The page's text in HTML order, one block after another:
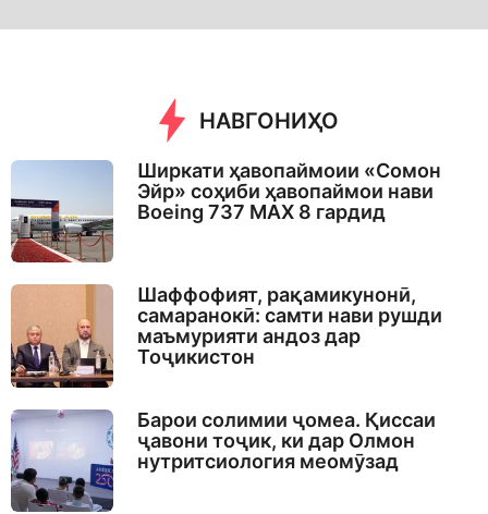
НАВГОНИҲО
Ширкати ҳавопаймоии «Сомон
Эйр» соҳиби ҳавопаймои нави
Boeing 737 MAX 8 гардид
Шаффофият, рақамикунонӣ,
самаранокӣ: самти нави рушди
маъмурияти андоз дар
Тоҷикистон
Барои солимии ҷомеа. Қиссаи
ҷавони тоҷик, ки дар Олмон
нутритсиология меомӯзад